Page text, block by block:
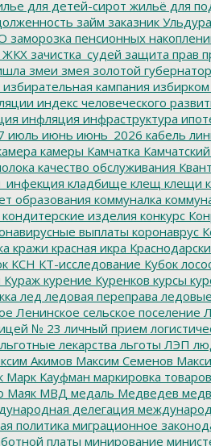
для детей-сирот жильё для
займ заказник Ульдура
заморозка пенсионных
ЖКХ зачистка_судей защита прав
змеи змея золотой губернатор
избирательная кампания избирком
индекс человеческого
инфляция инфраструктура
июль июнь июнь_2026 кабель
камеры Камчатка
качество обслуживания
кладбище клещ клещи
образования коммуналка
кондитерские изделия конкурс
выплаты коронаврус
кражи красная икра
КСН КТ-исследование Кубок
Кураж курение Куренков курсы
лед ледовая переправа
Ленинское сельское поселение
№ 23 личный прием
льготные лекарства льготы ЛЭП
Акимов Максим Семенов
Марк Кауфман маркировка товаров
Маяк МВД медаль Медведев
делегация
политика миграционное
платы минирование